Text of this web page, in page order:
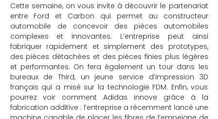
Cette semaine, on vous invite à découvrir le partenariat
entre Ford et Carbon qui permet au constructeur
automobile de concevoir des pièces automobiles
complexes et innovantes. L’entreprise peut ainsi
fabriquer rapidement et simplement des prototypes,
des pièces détachées et des pièces finies plus légères
et performantes. On fera également un tour dans les
bureaux de Third, un jeune service d’impression 3D
français qui a misé sur la technologie FDM. Enfin, vous
pourrez voir comment Adidas innove grâce à la
fabrication additive : l’entreprise a récemment lancé une